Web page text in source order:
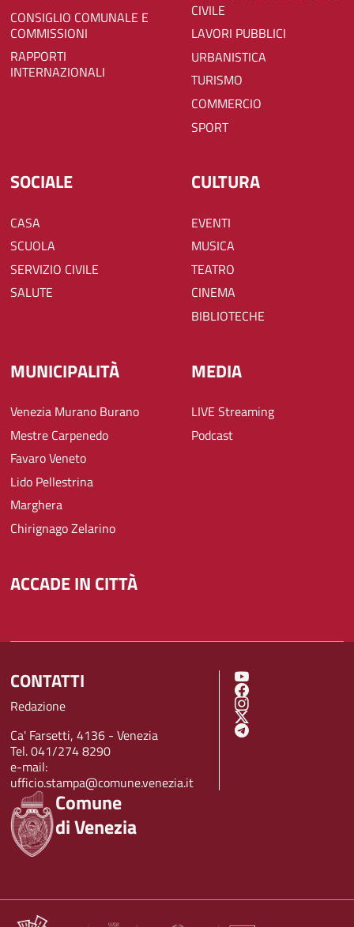
CONSIGLIO COMUNALE E
COMMISSIONI
RAPPORTI
INTERNAZIONALI
CIVILE
LAVORI PUBBLICI
URBANISTICA
TURISMO
COMMERCIO
SPORT
SOCIALE
CASA
SCUOLA
SERVIZIO CIVILE
SALUTE
CULTURA
EVENTI
MUSICA
TEATRO
CINEMA
BIBLIOTECHE
MUNICIPALITÀ
Venezia Murano Burano
Mestre Carpenedo
Favaro Veneto
Lido Pellestrina
Marghera
Chirignago Zelarino
MEDIA
LIVE Streaming
Podcast
ACCADE IN CITTÀ
Comune
di Venezia
CONTATTI
Redazione
Ca' Farsetti, 4136 - Venezia
Tel. 041/274 8290
e-mail:
ufficio.stampa@comune.venezia.it
SOCIAL MENU